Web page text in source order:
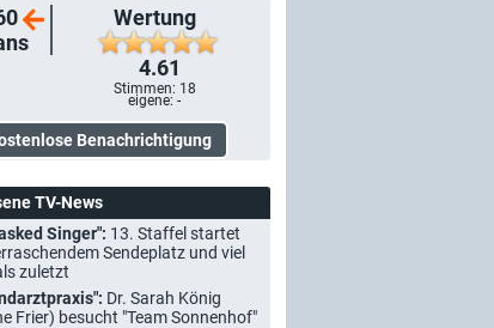
Wertung
4.61
Stimmen: 18
eigene: -
TV-News
Singer": 13. Staffel startet
Sendeplatz und viel
zuletzt
Dr. Sarah König
Frier) besucht "Team Sonnenhof"